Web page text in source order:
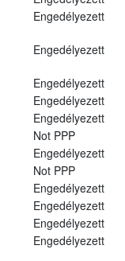
Engedélyezett
Engedélyezett
Engedélyezett
Engedélyezett
Engedélyezett
Not PPP
Engedélyezett
Not PPP
Engedélyezett
Engedélyezett
Engedélyezett
Engedélyezett